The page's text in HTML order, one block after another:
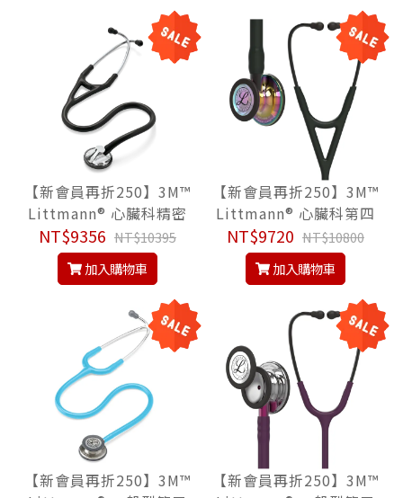
【新會員再折250】3M™
Littmann® 心臟科精密
型 2160, 尊爵黑色管, M
aster Cardiology™ Ste
thoscope, 聽診器
NT$9356 NT$10395
加入購物車
【新會員再折250】3M™
Littmann® 心臟科第四
代 6240, 尊爵黑色管/高
光炫彩聽頭/煙燻黑金屬
杆, Cardiology IV™ Ste
thoscope, 聽診器
NT$9720 NT$10800
加入購物車
【新會員再折250】3M™
【新會員再折250】3M™